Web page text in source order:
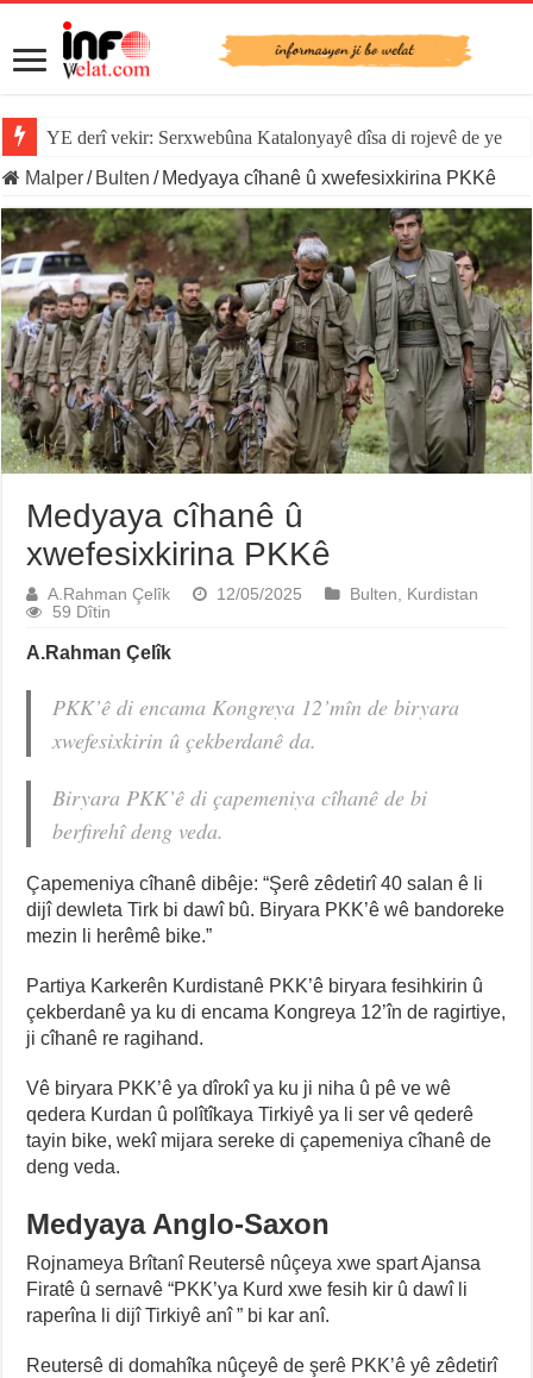
YE derî vekir: Serxwebûna Katalonyayê dîsa di rojevê de ye
Malper/ Bulten / Medyaya cîhanê û xwefesixkirina PKKê
Medyaya cîhanê û
xwefesixkirina PKKê
A.Rahman Çelîk 12/05/2025 Bulten, Kurdistan
59 Dîtin
A.Rahman Çelîk
PKK’ê di encama Kongreya 12’mîn de biryara
xwefesixkirin û çekberdanê da.
Biryara PKK’ê di çapemeniya cîhanê de bi
berfirehî deng veda.
Çapemeniya cîhanê dibêje: “Şerê zêdetirî 40 salan ê li
dijî dewleta Tirk bi dawî bû. Biryara PKK’ê wê bandoreke
mezin li herêmê bike.”
Partiya Karkerên Kurdistanê PKK’ê biryara fesihkirin û
çekberdanê ya ku di encama Kongreya 12’în de ragirtiye,
ji cîhanê re ragihand.
Vê biryara PKK’ê ya dîrokî ya ku ji niha û pê ve wê
qedera Kurdan û polîtîkaya Tirkiyê ya li ser vê qederê
tayin bike, wekî mijara sereke di çapemeniya cîhanê de
deng veda.
Medyaya Anglo-Saxon
Rojnameya Brîtanî Reutersê nûçeya xwe spart Ajansa
Firatê û sernavê “PKK’ya Kurd xwe fesih kir û dawî li
raperîna li dijî Tirkiyê anî ” bi kar anî.
Reutersê di domahîka nûçeyê de şerê PKK’ê yê zêdetirî